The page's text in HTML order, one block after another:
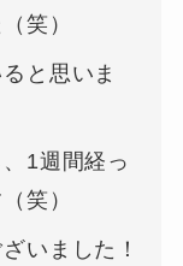
笑）
と思いま
1週間経っ
笑）
いました！